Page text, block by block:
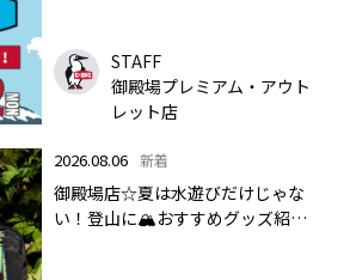
STAFF
御殿場プレミアム・アウト
レット店
2026.08.06 新着
御殿場店☆夏は水遊びだけじゃな
い！登山に🏔おすすめグッズ紹介